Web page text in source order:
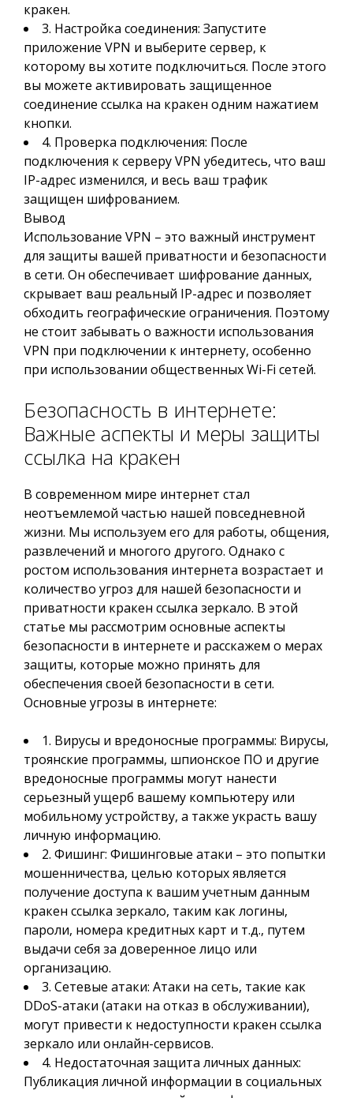
кракен.
3. Настройка соединения: Запустите
приложение VPN и выберите сервер, к
которому вы хотите подключиться. После этого
вы можете активировать защищенное
соединение ссылка на кракен одним нажатием
кнопки.
4. Проверка подключения: После
подключения к серверу VPN убедитесь, что ваш
IP-адрес изменился, и весь ваш трафик
защищен шифрованием.
Вывод
Использование VPN – это важный инструмент
для защиты вашей приватности и безопасности
в сети. Он обеспечивает шифрование данных,
скрывает ваш реальный IP-адрес и позволяет
обходить географические ограничения. Поэтому
не стоит забывать о важности использования
VPN при подключении к интернету, особенно
при использовании общественных Wi-Fi сетей.
Безопасность в интернете:
Важные аспекты и меры защиты
ссылка на кракен
В современном мире интернет стал
неотъемлемой частью нашей повседневной
жизни. Мы используем его для работы, общения,
развлечений и многого другого. Однако с
ростом использования интернета возрастает и
количество угроз для нашей безопасности и
приватности кракен ссылка зеркало. В этой
статье мы рассмотрим основные аспекты
безопасности в интернете и расскажем о мерах
защиты, которые можно принять для
обеспечения своей безопасности в сети.
Основные угрозы в интернете:
1. Вирусы и вредоносные программы: Вирусы,
троянские программы, шпионское ПО и другие
вредоносные программы могут нанести
серьезный ущерб вашему компьютеру или
мобильному устройству, а также украсть вашу
личную информацию.
2. Фишинг: Фишинговые атаки – это попытки
мошенничества, целью которых является
получение доступа к вашим учетным данным
кракен ссылка зеркало, таким как логины,
пароли, номера кредитных карт и т.д., путем
выдачи себя за доверенное лицо или
организацию.
3. Сетевые атаки: Атаки на сеть, такие как
DDoS-атаки (атаки на отказ в обслуживании),
могут привести к недоступности кракен ссылка
зеркало или онлайн-сервисов.
4. Недостаточная защита личных данных:
Публикация личной информации в социальных